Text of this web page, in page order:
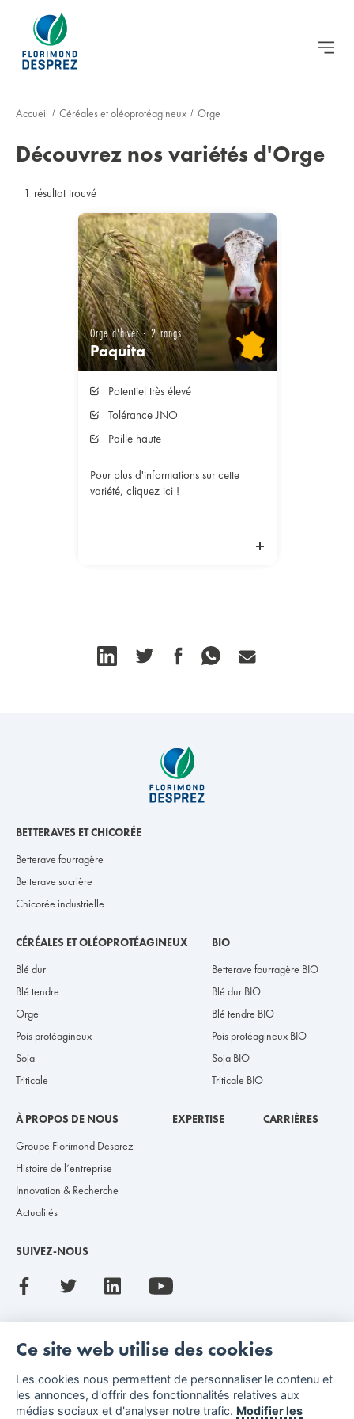
Accueil / Céréales et oléoprotéagineux / Orge
Découvrez nos variétés d'Orge
1 résultat trouvé
Orge d'hiver - 2 rangs
Paquita
Potentiel très élevé
Tolérance JNO
Paille haute
Pour plus d'informations sur cette
variété, cliquez ici !
BETTERAVES ET CHICORÉE
Betterave fourragère
Betterave sucrière
Chicorée industrielle
CÉRÉALES ET OLÉOPROTÉAGINEUX
Blé dur
Blé tendre
Orge
Pois protéagineux
Soja
Triticale
BIO
Betterave fourragère BIO
Blé dur BIO
Blé tendre BIO
Pois protéagineux BIO
Soja BIO
Triticale BIO
À PROPOS DE NOUS
Groupe Florimond Desprez
Histoire de l’entreprise
Innovation & Recherche
Actualités
EXPERTISE CARRIÈRES
SUIVEZ-NOUS
Mentions légales Index de l’égalité professionnelle
Ce site web utilise des cookies
Les cookies nous permettent de personnaliser le contenu et
les annonces, d'offrir des fonctionnalités relatives aux
médias sociaux et d'analyser notre trafic. Modifier les